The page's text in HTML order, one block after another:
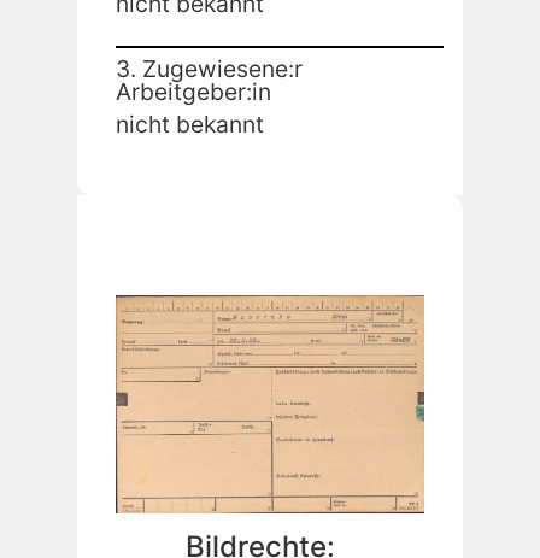
3. Zugewiesene:r
Arbeitgeber:in
nicht bekannt
Bildrechte: